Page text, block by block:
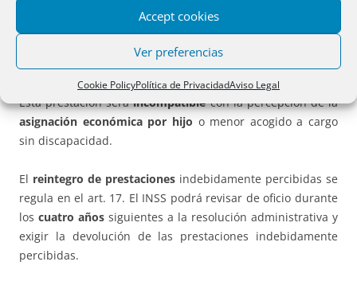
Accept cookies
Ver preferencias
Cookie PolicyPolítica de PrivacidadAviso Legal
suspensión y extinción del derecho
determinan en los arts. 14 y 15.
Esta prestación seráincompatiblecon la percepción de la
asignación económica por hijo o menor acogido a cargo
sin discapacidad.
El reintegro de prestaciones indebidamente percibidas se
regula en el art. 17. El INSS podrá revisar de oficio durante
los cuatro años siguientes a la resolución administrativa y
exigir la devolución de las prestaciones indebidamente
percibidas.